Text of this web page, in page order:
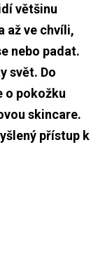
většinu
až ve chvíli,
nebo padat.
svět. Do
o pokožku
skincare.
přístup k